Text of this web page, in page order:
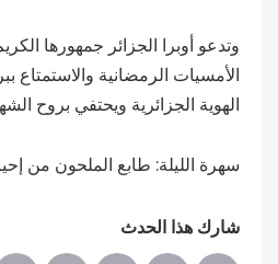
وتدعو أوبرا الجزائر جمهورها
الأمسيات الرمضانية والاستمتاع
الهوية الجزائرية ويحتفي بروح
سهرة الليلة: طابع الملحون من
شارك هذا الحدث